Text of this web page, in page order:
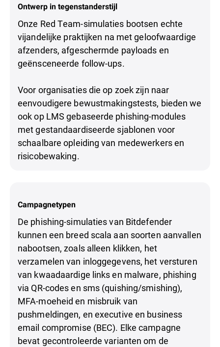
Ontwerp in tegenstanderstijl
Onze Red Team-simulaties bootsen echte
vijandelijke praktijken na met geloofwaardige
afzenders, afgeschermde payloads en
geënsceneerde follow-ups.
Voor organisaties die op zoek zijn naar
eenvoudigere bewustmakingstests, bieden we
ook op LMS gebaseerde phishing-modules
met gestandaardiseerde sjablonen voor
schaalbare opleiding van medewerkers en
risicobewaking.
Campagnetypen
De phishing-simulaties van Bitdefender
kunnen een breed scala aan soorten aanvallen
nabootsen, zoals alleen klikken, het
verzamelen van inloggegevens, het versturen
van kwaadaardige links en malware, phishing
via QR-codes en sms (quishing/smishing),
MFA-moeheid en misbruik van
pushmeldingen, en executive en business
email compromise (BEC). Elke campagne
bevat gecontroleerde varianten om de